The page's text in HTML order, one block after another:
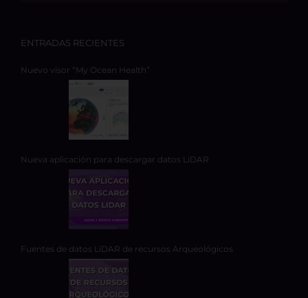
ENTRADAS RECIENTES
Nuevo visor “My Ocean Health”
Nueva aplicación para descargar datos LiDAR
Fuentes de datos LiDAR de recursos Arqueológicos